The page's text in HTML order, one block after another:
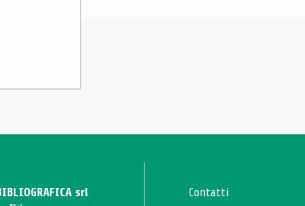
srl
Contatti